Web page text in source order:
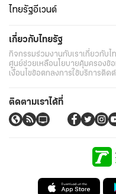
ไทยรัฐอีเวนต์
เกี่ยวกับไทยรัฐ
กิจกรรมร่วมงานกับเราเกี่ยวกับไ
ศูนย์ช่วยเหลือนโยบายคุ้มครองข้
เงื่อนไขข้อตกลงการใช้บริการติดต่
ติดตามเราได้ที่